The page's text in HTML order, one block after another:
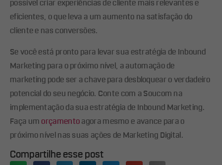
possível criar experiências de cliente mais relevantes e
eficientes, o que leva a um aumento na satisfação do
cliente e nas conversões.
Se você está pronto para levar sua estratégia de Inbound
Marketing para o próximo nível, a automação de
marketing pode ser a chave para desbloquear o verdadeiro
potencial do seu negócio. Conte com a Soucom na
implementação da sua estratégia de Inbound Marketing.
Faça umorçamento agora mesmo e avance para o
próximo nível nas suas ações de Marketing Digital.
Compartilhe esse post